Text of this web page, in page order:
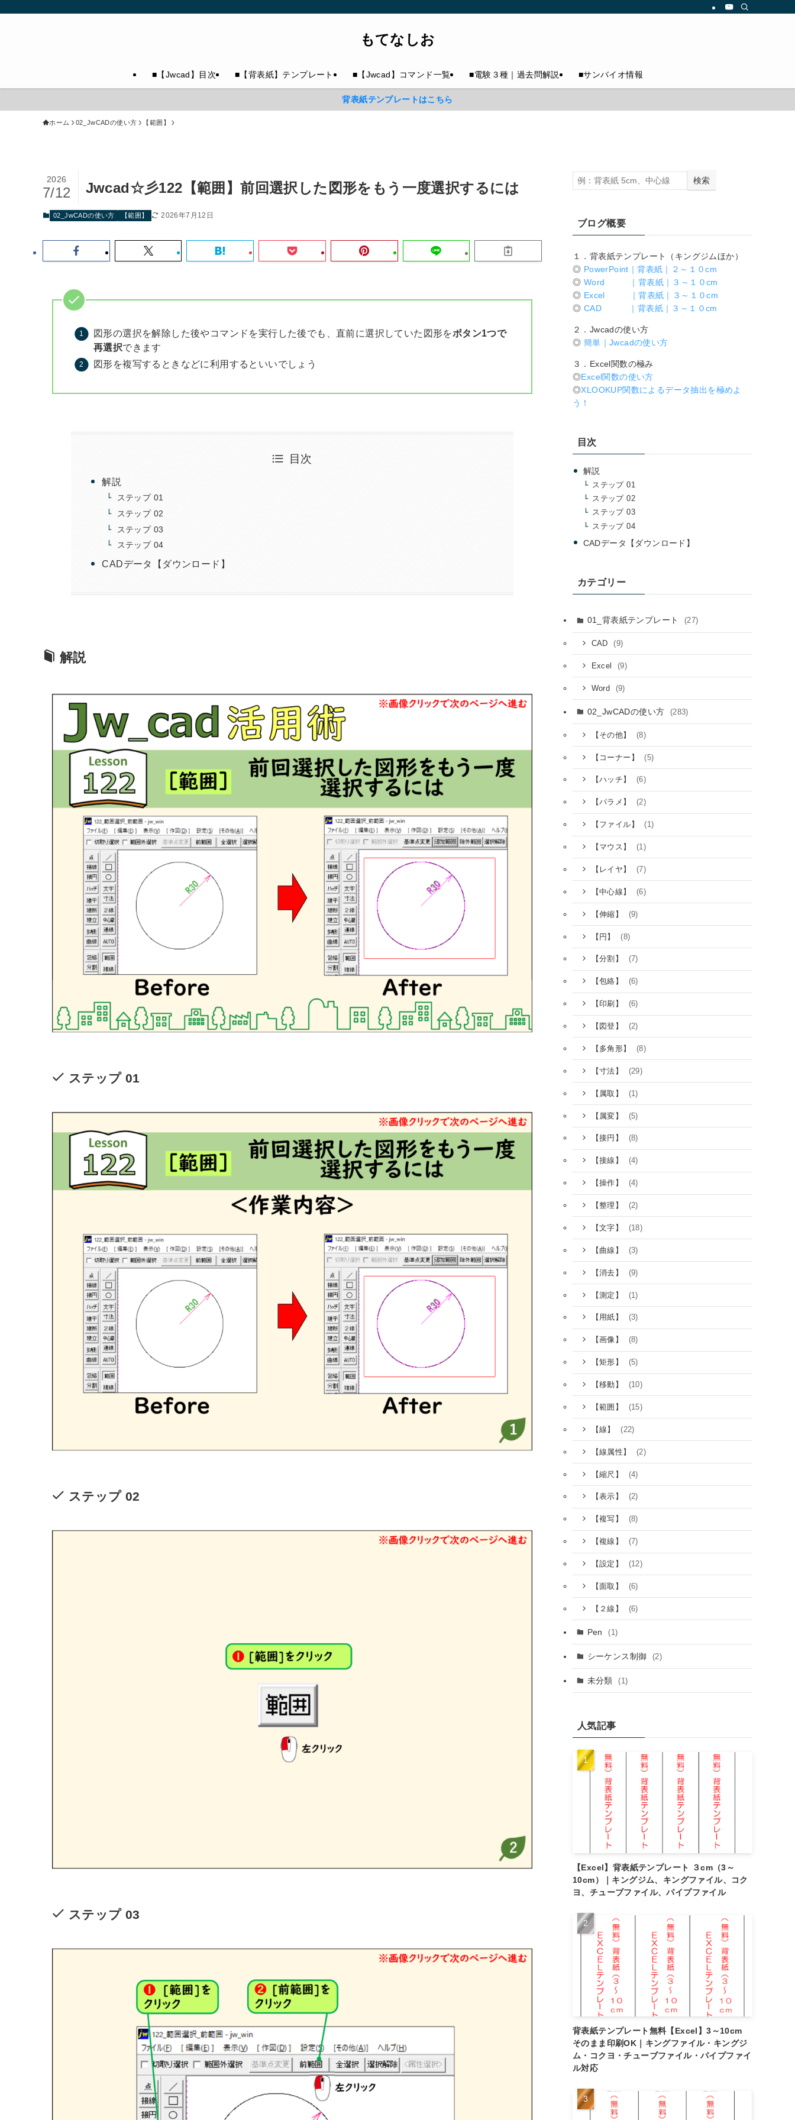
もてなしお
■【Jwcad】目次 ■【背表紙】テンプレート ■【Jwcad】コマンド一覧 ■電験３種｜過去問解説 ■サンバイオ情報
背表紙テンプレートはこちら
ホーム 02_JwCADの使い方 【範囲】
Jwcad☆彡122【範囲】前回選択した図形をもう一度選択するには
2026
7/12
02_JwCADの使い方 【範囲】 2026年7月12日
図形の選択を解除した後やコマンドを実行した後でも、直前に選択していた図形をボタン1つで
再選択できます
図形を複写するときなどに利用するといいでしょう
目次
解説
ステップ 01
ステップ 02
ステップ 03
ステップ 04
CADデータ【ダウンロード】
解説
ステップ 01
ステップ 02
ステップ 03
検索
ブログ概要
１．背表紙テンプレート（キングジムほか）
◎ PowerPoint｜背表紙｜２～１０cm
◎ Word ｜背表紙｜３～１０cm
◎ Excel ｜背表紙｜３～１０cm
◎ CAD ｜背表紙｜３～１０cm
２．Jwcadの使い方
◎ 簡単｜Jwcadの使い方
３．Excel関数の極み
◎Excel関数の使い方
◎XLOOKUP関数によるデータ抽出を極めよ
う！
目次
解説
ステップ 01
ステップ 02
ステップ 03
ステップ 04
CADデータ【ダウンロード】
カテゴリー
01_背表紙テンプレート (27)
CAD (9)
Excel (9)
Word (9)
02_JwCADの使い方 (283)
【その他】 (8)
【コーナー】 (5)
【ハッチ】 (6)
【パラメ】 (2)
【ファイル】 (1)
【マウス】 (1)
【レイヤ】 (7)
【中心線】 (6)
【伸縮】 (9)
【円】 (8)
【分割】 (7)
【包絡】 (6)
【印刷】 (6)
【図登】 (2)
【多角形】 (8)
【寸法】 (29)
【属取】 (1)
【属変】 (5)
【接円】 (8)
【接線】 (4)
【操作】 (4)
【整理】 (2)
【文字】 (18)
【曲線】 (3)
【消去】 (9)
【測定】 (1)
【用紙】 (3)
【画像】 (8)
【矩形】 (5)
【移動】 (10)
【範囲】 (15)
【線】 (22)
【線属性】 (2)
【縮尺】 (4)
【表示】 (2)
【複写】 (8)
【複線】 (7)
【設定】 (12)
【面取】 (6)
【２線】 (6)
Pen (1)
シーケンス制御 (2)
未分類 (1)
人気記事
【Excel】背表紙テンプレート ３cm（3～
10cm）｜キングジム、キングファイル、コク
ヨ、チューブファイル、パイプファイル
背表紙テンプレート無料【Excel】3～10cm
そのまま印刷OK｜キングファイル・キングジ
ム・コクヨ・チューブファイル・パイプファイ
ル対応